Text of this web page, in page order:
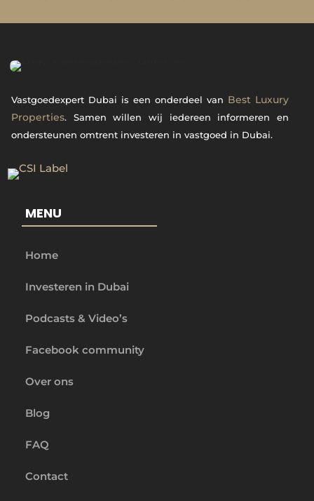
Vastgoedexpert Dubai is een onderdeel van Best Luxury
Properties. Samen willen wij iedereen informeren en
ondersteunen omtrent investeren in vastgoed in Dubai.
MENU
Home
Investeren in Dubai
Podcasts & Video’s
Facebook community
Over ons
Blog
FAQ
Contact